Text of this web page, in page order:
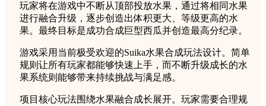
目
quantity
玩家将在游戏中不断从顶部投放水果，通过将相同水果
进行融合升级，逐步创造出体积更大、等级更高的水
果。最终目标是成功合成巨型西瓜并创造最高分纪录。
游戏采用当前极受欢迎的Suika水果合成玩法设计。简单
规则让所有玩家都能够快速上手，而不断升级成长的水
果系统则能够带来持续挑战与满足感。
项目核心玩法围绕水果融合成长展开。玩家需要合理规